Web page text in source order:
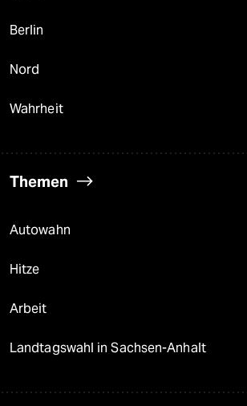
Berlin
Nord
Wahrheit
Themen
Autowahn
Hitze
Arbeit
Landtagswahl in Sachsen-Anhalt